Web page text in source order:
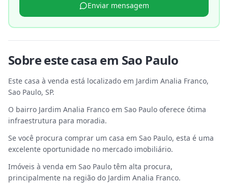
Enviar mensagem
Sobre estecasa em Sao Paulo
Este casa à venda está localizado em Jardim Analia Franco,
Sao Paulo, SP.
O bairro Jardim Analia Franco em Sao Paulo oferece ótima
infraestrutura para moradia.
Se você procura comprar um casa em Sao Paulo, esta é uma
excelente oportunidade no mercado imobiliário.
Imóveis à venda em Sao Paulo têm alta procura,
principalmente na região do Jardim Analia Franco.